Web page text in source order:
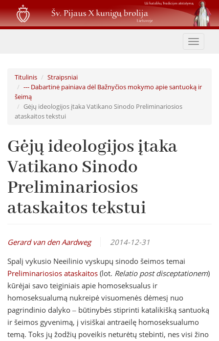
Pereiti
į
pagrindinį
Toggle
Titulinis
Straipsniai
--- Dabartinė painiava dėl Bažnyčios mokymo apie santuoką ir
šeimą
Gėjų ideologijos įtaka Vatikano Sinodo Preliminariosios
ataskaitos tekstui
Gėjų ideologijos įtaka
Vatikano Sinodo
Preliminariosios
ataskaitos tekstui
Gerard van den Aardweg
2014-12-31
Spalį vykusio Neeilinio vyskupų sinodo šeimos temai
Preliminariosios ataskaitos (lot. Relatio post disceptationem)
kūrėjai savo teiginiais apie homoseksualus ir
homoseksualumą nukreipė visuomenės dėmesį nuo
pagrindinio dalyko ‒ būtinybės stiprinti katalikišką santuoką
ir šeimos gyvenimą, į visiškai antraeilę homoseksualumo
temą. Toks jų žodžių poveikis neturėtų stebinti, nes visi žino